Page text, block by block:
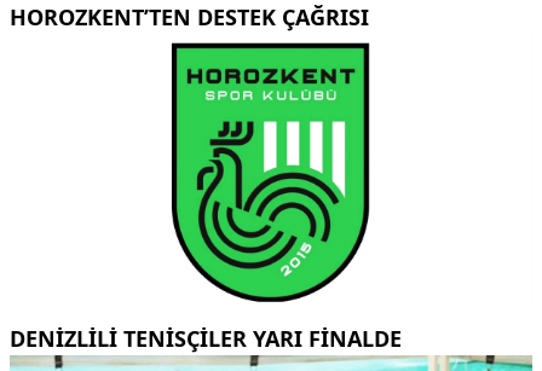
HOROZKENT’TEN DESTEK ÇAĞRISI
DENİZLİLİ TENİSÇİLER YARI FİNALDE